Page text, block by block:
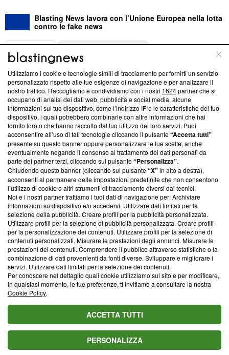
Blasting News lavora con l’Unione Europea nella lotta
contro le fake news
ABOUT
Questa sezione offre informazioni trasparenti su Blasting
News, sui nostri processi editoriali e su come ci impegniamo a
creare news di qualità. Inoltre, afferma la nostra aderenza a
‘Trust Project - News with Integrity’Blasting News non è
ancora membro del programma, ma ha richiesto di farne
parte; Trust Project non ha ancora effettuato una verifica di
conformità agli standard.
Su di noi
Team editoriale
Corporate
Redazione
Informativa Privacy
Cookie Policy
Blasting SA, IDI CHE-247.845.224, Via Carlo Frasca, 3 - 6900
Lugano (Svizzera) Tel:+39 0690258937
© 2026 Blasting News
Utilizziamo i cookie e tecnologie simili di tracciamento per fornirti un servizio
personalizzato rispetto alle tue esigenze di navigazione e per analizzare il
nostro traffico. Raccogliamo e condividiamo con i nostri 1624partner che si
occupano di analisi dei dati web, pubblicità e social media, alcune
informazioni sul tuo dispositivo, come l’indirizzo IP e le caratteristiche del tuo
dispositivo, i quali potrebbero combinarle con altre informazioni che hai
fornito loro o che hanno raccolto dal tuo utilizzo dei loro servizi. Puoi
acconsentire all’uso di tali tecnologie cliccando il pulsante“Accetta tutti”
presente su questo banner oppure personalizzare le tue scelte, anche
eventualmente negando il consenso al trattamento dei dati personali da
parte dei partner terzi, cliccando sul pulsante“Personalizza”.
Chiudendo questo banner (cliccando sul pulsante“X”in alto a destra),
acconsenti al permanere delle impostazioni predefinite che non consentono
l’utilizzo di cookie o altri strumenti di tracciamento diversi dai tecnici.
Noi e i nostri partner trattiamo i tuoi dati di navigazione per: Archiviare
informazioni su dispositivo e/o accedervi. Utilizzare dati limitati per la
selezione della pubblicità. Creare profili per la pubblicità personalizzata.
Utilizzare profili per la selezione di pubblicità personalizzata. Creare profili
per la personalizzazione dei contenuti. Utilizzare profili per la selezione di
contenuti personalizzati. Misurare le prestazioni degli annunci. Misurare le
prestazioni dei contenuti. Comprendere il pubblico attraverso statistiche o la
combinazione di dati provenienti da fonti diverse. Sviluppare e migliorare i
servizi. Utilizzare dati limitati per la selezione dei contenuti.
Per conoscere nel dettaglio quali cookie utilizziamo sul sito e per modificare,
in qualsiasi momento, le tue preferenze, ti invitiamo a consultare la nostra
Cookie Policy.
ACCETTA TUTTI
PERSONALIZZA